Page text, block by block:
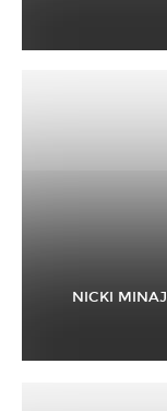
NICKI